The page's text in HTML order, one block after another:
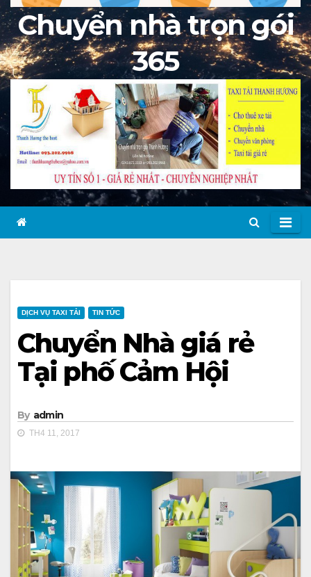
Chuyển nhà trọn gói
365
DỊCH VỤ TAXI TẢI TIN TỨC
Chuyển Nhà giá rẻ
Tại phố Cảm Hội
By admin
TH4 11, 2017